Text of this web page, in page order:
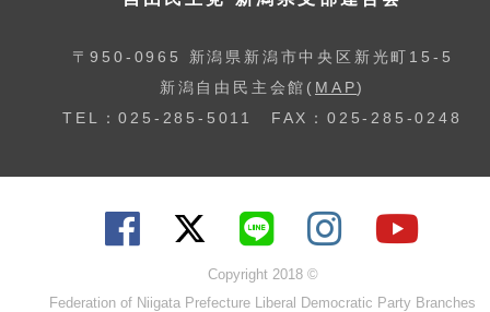
〒950-0965 新潟県新潟市中央区新光町15-5
新潟自由民主会館( MAP)
TEL：025-285-5011 FAX：025-285-0248
Copyright 2018 ©
Federation of Niigata Prefecture Liberal Democratic Party Branches